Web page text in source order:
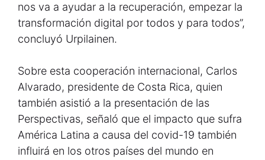
nos va a ayudar a la recuperación, empezar la
transformación digital por todos y para todos”,
concluyó Urpilainen.
Sobre esta cooperación internacional, Carlos
Alvarado, presidente de Costa Rica, quien
también asistió a la presentación de las
Perspectivas, señaló que el impacto que sufra
América Latina a causa del covid-19 también
influirá en los otros países del mundo en